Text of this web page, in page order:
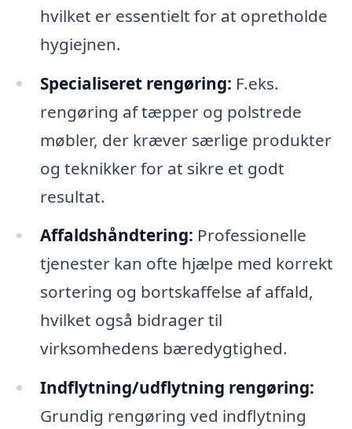
hvilket er essentielt for at opretholde
hygiejnen.
Specialiseret rengøring: F.eks.
rengøring af tæpper og polstrede
møbler, der kræver særlige produkter
og teknikker for at sikre et godt
resultat.
Affaldshåndtering: Professionelle
tjenester kan ofte hjælpe med korrekt
sortering og bortskaffelse af affald,
hvilket også bidrager til
virksomhedens bæredygtighed.
Indflytning/udflytning rengøring:
Grundig rengøring ved indflytning